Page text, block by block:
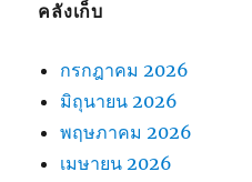
คลังเก็บ
กรกฎาคม 2026
มิถุนายน 2026
พฤษภาคม 2026
เมษายน 2026